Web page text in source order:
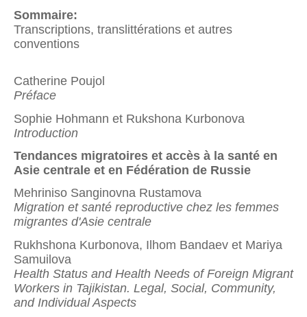
Sommaire:
Transcriptions, translittérations et autres
conventions
Catherine Poujol
Préface
Sophie Hohmann et Rukshona Kurbonova
Introduction
Tendances migratoires et accès à la santé en
Asie centrale et en Fédération de Russie
Mehriniso Sanginovna Rustamova
Migration et santé reproductive chez les femmes
migrantes d'Asie centrale
Rukhshona Kurbonova, Ilhom Bandaev et Mariya
Samuilova
Health Status and Health Needs of Foreign Migrant
Workers in Tajikistan. Legal, Social, Community,
and Individual Aspects